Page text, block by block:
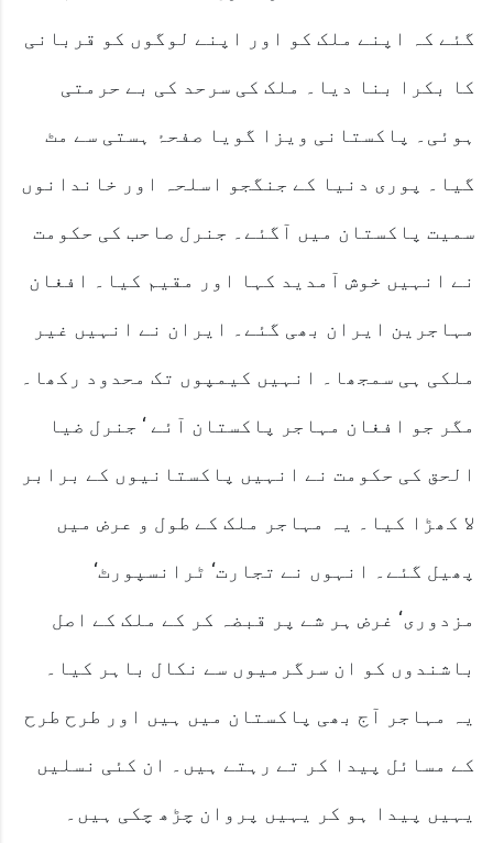
گئے کہ اپنے ملک کو اور اپنے لوگوں کو قربانی
کا بکرا بنا دیا۔ ملک کی سرحد کی بے حرمتی
ہوئی۔ پاکستانی ویزا گویا صفحۂ ہستی سے مٹ
گیا۔ پوری دنیا کے جنگجو اسلحہ اور خاندانوں
سمیت پاکستان میں آگئے۔ جنرل صاحب کی حکومت
نے انہیں خوش آمدید کہا اور مقیم کیا۔ افغان
مہاجرین ایران بھی گئے۔ ایران نے انہیں غیر
ملکی ہی سمجھا۔ انہیں کیمپوں تک محدود رکھا۔
مگر جو افغان مہاجر پاکستان آئے ‘ جنرل ضیا
الحق کی حکومت نے انہیں پاکستانیوں کے برابر
لا کھڑا کیا۔ یہ مہاجر ملک کے طول و عرض میں
پھیل گئے۔ انہوں نے تجارت‘ ٹرانسپورٹ‘
مزدوری‘ غرض ہر شے پر قبضہ کر کے ملک کے اصل
باشندوں کو ان سرگرمیوں سے نکال باہر کیا۔
یہ مہاجر آج بھی پاکستان میں ہیں اور طرح طرح
کے مسائل پیدا کر تے رہتے ہیں۔ ان کئی نسلیں
یہیں پیدا ہو کر یہیں پروان چڑھ چکی ہیں۔